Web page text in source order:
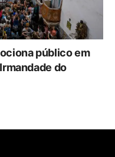
público em
do